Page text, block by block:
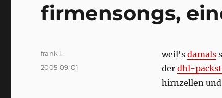
firmensongs,
weil's damals
der dhl-
hirnzellen
Author
frank l.
Posted
2005-09-01